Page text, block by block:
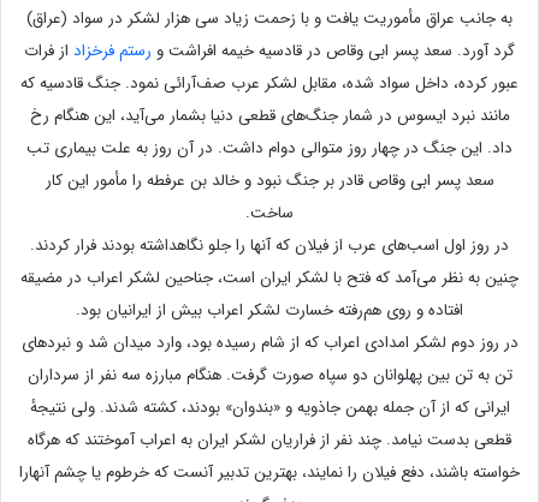
به جانب عراق مأموریت یافت و با زحمت زیاد سی هزار لشکر در سواد (عراق)
گرد آورد. سعد پسر ابی وقاص در قادسیه خیمه افراشت و رستم فرخزاد از فرات
عبور کرده، داخل سواد شده، مقابل لشکر عرب صف‌آرائی نمود. جنگ قادسیه که
مانند نبرد ایسوس در شمار جنگ‌های قطعی دنیا بشمار می‌آید، این هنگام رخ
داد. این جنگ در چهار روز متوالی دوام داشت. در آن روز به علت بیماری تب
سعد پسر ابی وقاص قادر بر جنگ نبود و خالد بن عرفطه را مأمور این کار
ساخت.
در روز اول اسب‌های عرب از فیلان که آنها را جلو نگاهداشته بودند فرار کردند.
چنین به نظر می‌آمد که فتح با لشکر ایران است، جناحین لشکر اعراب در مضیقه
افتاده و روی هم‌رفته خسارت لشکر اعراب بیش از ایرانیان بود.
در روز دوم لشکر امدادی اعراب که از شام رسیده بود، وارد میدان شد و نبردهای
تن به تن بین پهلوانان دو سپاه صورت گرفت. هنگام مبارزه سه نفر از سرداران
ایرانی که از آن جمله بهمن جاذویه و «بندوان» بودند، کشته شدند. ولی نتیجهٔ
قطعی بدست نیامد. چند نفر از فراریان لشکر ایران به اعراب آموختند که هرگاه
خواسته باشند، دفع فیلان را نمایند، بهترین تدبیر آنست که خرطوم یا چشم آنهارا